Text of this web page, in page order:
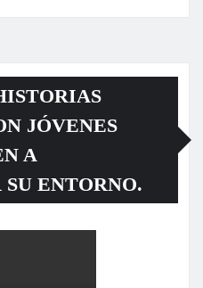
JÓVENES
A
ENTORNO.